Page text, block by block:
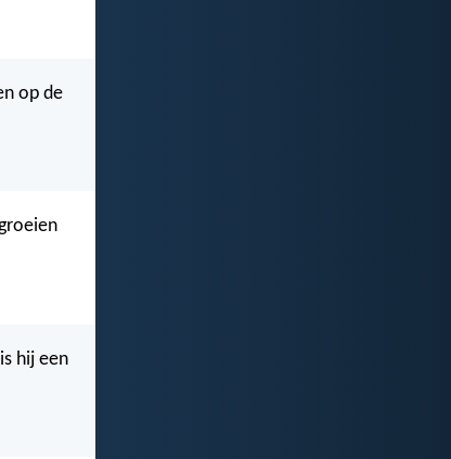
op de
hij een